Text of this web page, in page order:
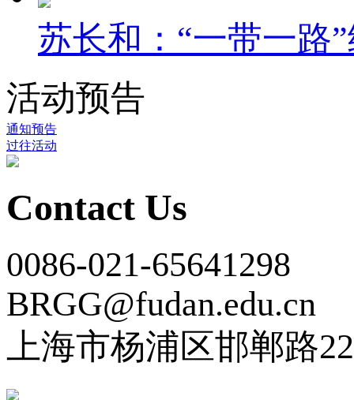
苏长和：“一带一路
活动预告
通知预告
过往活动
Contact Us
0086-021-65641298
BRGG@fudan.edu.cn
上海市杨浦区邯郸路